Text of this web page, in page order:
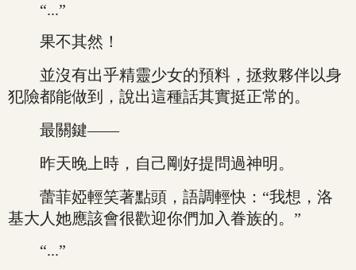
“...”
果不其然！
並沒有出乎精靈少女的預料，拯救夥伴以身
犯險都能做到，說出這種話其實挺正常的。
最關鍵——
昨天晚上時，自己剛好提問過神明。
蕾菲婭輕笑著點頭，語調輕快：“我想，洛
基大人她應該會很歡迎你們加入眷族的。”
“...”